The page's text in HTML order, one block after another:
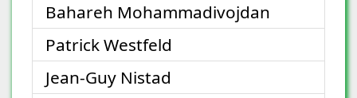
Bahareh Mohammadivojdan
Patrick Westfeld
Jean-Guy Nistad